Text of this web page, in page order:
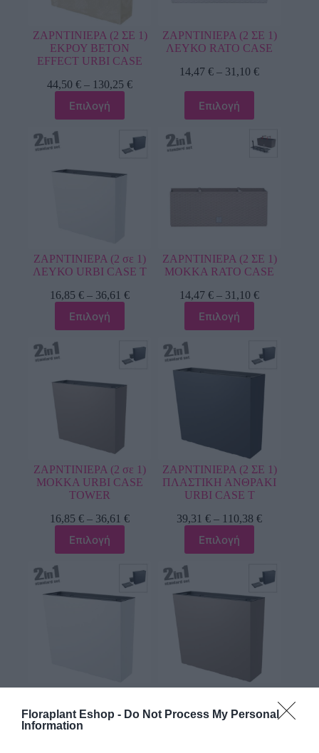
Floraplant Eshop - Do Not Process My Personal
Information
ΖΑΡΝΤΙΝΙΕΡΑ (2 ΣΕ 1)
ΕΚΡΟΥ BETON
EFFECT URBI CASE
44,50€ – 130,25€
Επιλογή
ΖΑΡΝΤΙΝΙΕΡΑ (2 ΣΕ 1)
ΛΕΥΚΟ RATO CASE
14,47€ – 31,10€
Επιλογή
ΖΑΡΝΤΙΝΙΕΡΑ (2 σε 1)
ΛΕΥΚΟ URBI CASE T
16,85€ – 36,61€
Επιλογή
ΖΑΡΝΤΙΝΙΕΡΑ (2 ΣΕ 1)
ΜΟΚΚΑ RATO CASE
14,47€ – 31,10€
Επιλογή
ΖΑΡΝΤΙΝΙΕΡΑ (2 σε 1)
ΜΟΚΚΑ URBI CASE
TOWER
16,85€ – 36,61€
Επιλογή
ΖΑΡΝΤΙΝΙΕΡΑ (2 ΣΕ 1)
ΠΛΑΣΤΙΚΗ ΑΝΘΡΑΚΙ
URBI CASE T
39,31€ – 110,38€
Επιλογή
URBI CASE T
URBI CASE T